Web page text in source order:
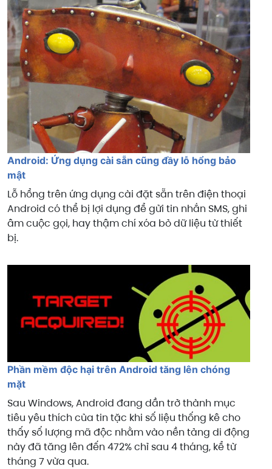
Android: Ứng dụng cài sẵn cũng đầy lỗ hổng bảo
mật
Lỗ hổng trên ứng dụng cài đặt sẵn trên điện thoại
Android có thể bị lợi dụng để gửi tin nhắn SMS, ghi
âm cuộc gọi, hay thậm chí xóa bỏ dữ liệu từ thiết
bị.
Phần mềm độc hại trên Android tăng lên chóng
mặt
Sau Windows, Android đang dần trở thành mục
tiêu yêu thích của tin tặc khi số liệu thống kê cho
thấy số lượng mã độc nhằm vào nền tảng di động
này đã tăng lên đến 472% chỉ sau 4 tháng, kể từ
tháng 7 vừa qua.